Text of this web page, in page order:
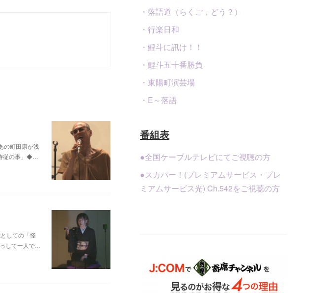
の町田康が浅
従の事」◆…
しての「怪
して一人で…
・落語道（らくご，どう？）
・行楽日和
・鯉斗に訊け！！
・鯉斗五十番勝負
・東陽町演芸場
・E～落語
番組表
●全国ケーブルテレビにてご視聴の方
●スカパー！(プレミアムサービス・プレ
ミアムサービス光) Ch.542をご視聴の方